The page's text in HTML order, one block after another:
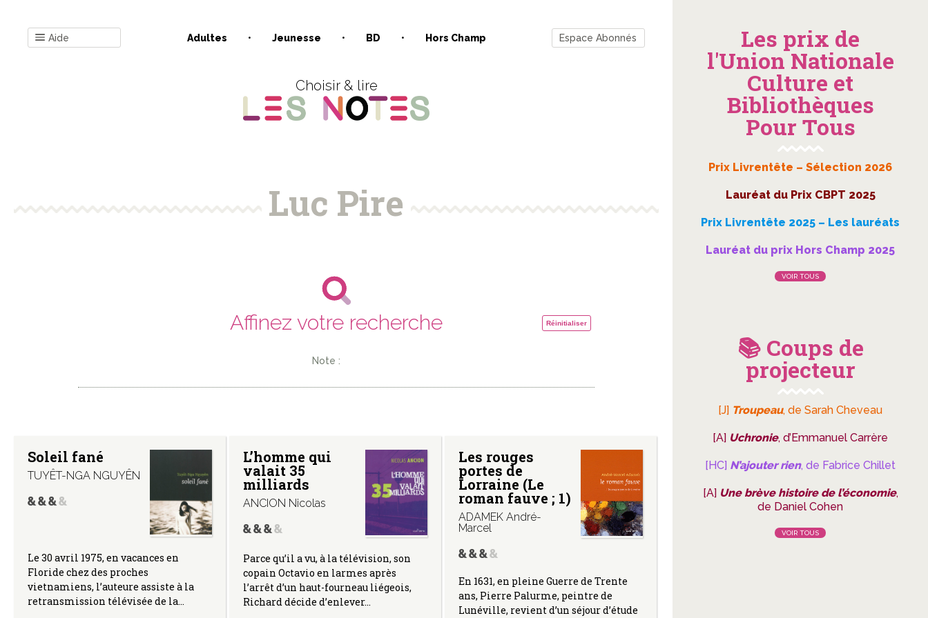
Aide Adultes Jeunesse BD Hors Champ Espace Abonnés
Choisir & lire
Luc Pire
Affinez votre recherche
Note :
Réinitialiser
Soleil fané
TUYÊT-NGA NGUYÊN
Le 30 avril 1975, en vacances en
Floride chez des proches
vietnamiens, l’auteure assiste à la
retransmission télévisée de la…
L’homme qui
valait 35
milliards
ANCION Nicolas
Parce qu’il a vu, à la télévision, son
copain Octavio en larmes après
l’arrêt d’un haut-fourneau liégeois,
Richard décide d’enlever…
Les rouges
portes de
Lorraine (Le
roman fauve ; 1)
ADAMEK André-
Marcel
En 1631, en pleine Guerre de Trente
ans, Pierre Palurme, peintre de
Lunéville, revient d’un séjour d’étude
Les prix de
l'Union Nationale
Culture et
Bibliothèques
Pour Tous
Prix Livrentête – Sélection 2026
Lauréat du Prix CBPT 2025
Prix Livrentête 2025 – Les lauréats
Lauréat du prix Hors Champ 2025
VOIR TOUS
📚 Coups de
projecteur
[J] Troupeau, de Sarah Cheveau
[A] Uchronie, d’Emmanuel Carrère
[HC] N’ajouter rien, de Fabrice Chillet
[A] Une brève histoire de l’économie,
de Daniel Cohen
VOIR TOUS